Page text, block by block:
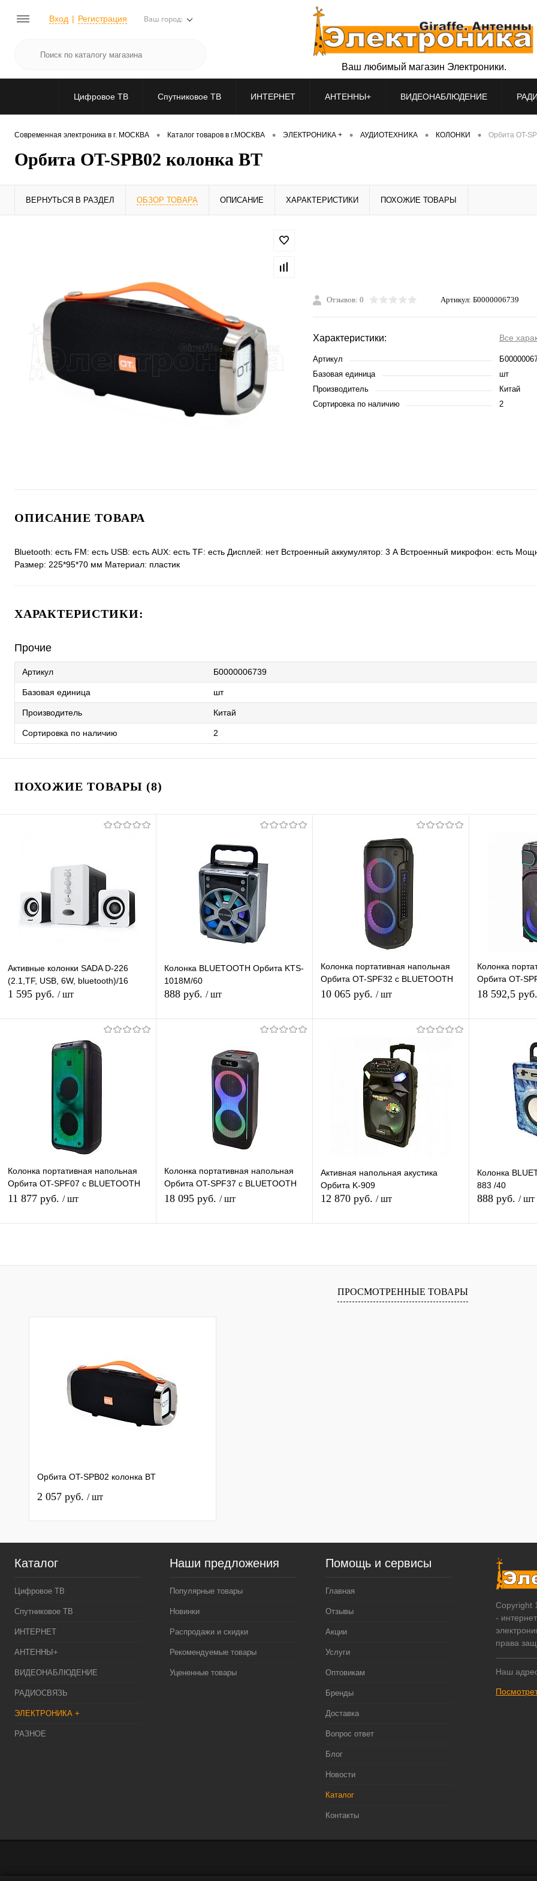
Вход Регистрация Ваш город:
Ваш любимый магазин Электроники.
Цифровое ТВ Спутниковое ТВ ИНТЕРНЕТ АНТЕННЫ+ ВИДЕОНАБЛЮДЕНИЕ
Современная электроника в г. МОСКВА • Каталог товаров в г.МОСКВА • ЭЛЕКТРОНИКА + • АУДИОТЕХНИКА • КОЛОНКИ • Орбита OT-
Орбита OT-SPB02 колонка BT
ВЕРНУТЬСЯ В РАЗДЕЛ ОБЗОР ТОВАРА ОПИСАНИЕ ХАРАКТЕРИСТИКИ ПОХОЖИЕ ТОВАРЫ
Отзывов: 0 Артикул: Б0000006739
Характеристики: Все
Артикул
Базовая единица
шт
Производитель
Китай
Сортировка по наличию
2
ОПИСАНИЕ ТОВАРА
Bluetooth: есть FM: есть USB: есть AUX: есть TF: есть Дисплей: нет Встроенный аккумулятор: 3 А Встроенный микрофон: есть
Размер: 225*95*70 мм Материал: пластик
ХАРАКТЕРИСТИКИ:
Прочие
Артикул Б0000006739
Базовая единица шт
Производитель Китай
Сортировка по наличию 2
ПОХОЖИЕ ТОВАРЫ (8)
Активные колонки SADA D-226
(2.1,TF, USB, 6W, bluetooth)/16
1 595 руб. / шт
Подписаться
Купить в 1 клик
В избранное
Колонка BLUETOOTH Орбита KTS-
1018M/60
888 руб. / шт
Купить в 1 клик К сравнению
В избранное Под заказ
Колонка портативная напольная
Орбита OT-SPF32 с BLUETOOTH
(TF, AUX, USB, FM)
10 065 руб. / шт
Купить в 1 клик К сравнению
В избранное Под заказ
Колонка
Орбита OT-
(TF, AUX,
18 592,5 руб.
Купить в 1
В избранное
Колонка портативная напольная
Орбита OT-SPF07 с BLUETOOTH
(TF, USB, FM)
11 877 руб. / шт
Колонка портативная напольная
Орбита OT-SPF37 с BLUETOOTH
(TF, USB, FM, AUX)
18 095 руб. / шт
Активная напольная акустика
Орбита K-909
12 870 руб. / шт
В избранное В наличии
Колонка
883 /40
888 руб. / шт
ПРОСМОТРЕННЫЕ ТОВАРЫ
Орбита OT-SPB02 колонка BT
2 057 руб. / шт
Каталог
Цифровое ТВ
Спутниковое ТВ
ИНТЕРНЕТ
АНТЕННЫ+
ВИДЕОНАБЛЮДЕНИЕ
РАДИОСВЯЗЬ
ЭЛЕКТРОНИКА +
РАЗНОЕ
Наши предложения
Популярные товары
Новинки
Распродажи и скидки
Рекомендуемые товары
Уцененные товары
Помощь и сервисы
Главная
Отзывы
Акции
Услуги
Оптовикам
Бренды
Доставка
Вопрос ответ
Блог
Новости
Каталог
Контакты
Copyright
-
права
Наш